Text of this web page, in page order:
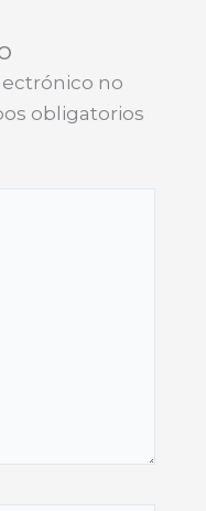
no
obligatorios